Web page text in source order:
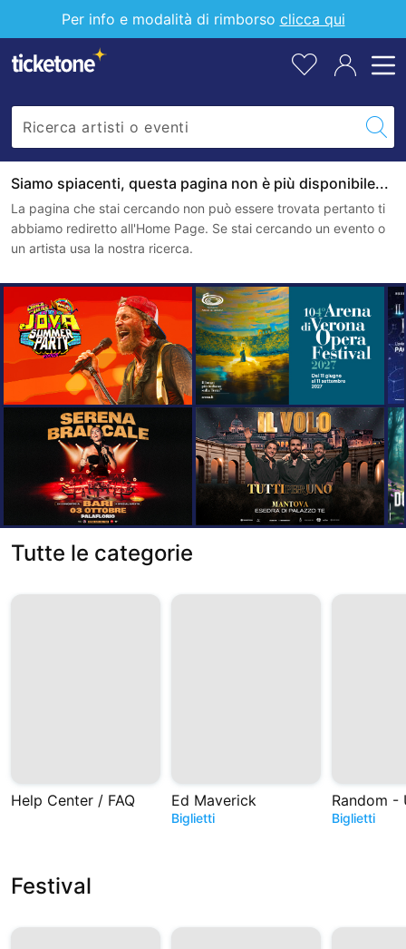
Per info e modalità di rimborso clicca qui
Siamo spiacenti, questa pagina non è più disponibile...
La pagina che stai cercando non può essere trovata pertanto ti
abbiamo rediretto all'Home Page. Se stai cercando un evento o
un artista usa la nostra ricerca.
Tutte le categorie
Help Center / FAQ Ed Maverick
Biglietti Biglietti
Festival